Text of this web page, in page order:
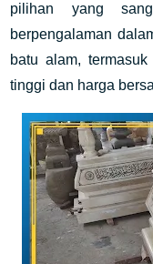
pilihan yang
berpengalaman
batu alam, termasuk
tinggi dan harga